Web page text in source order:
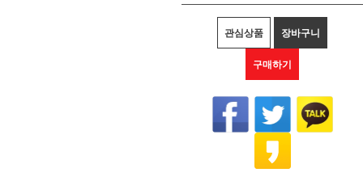
관심상품 장바구니
구매하기